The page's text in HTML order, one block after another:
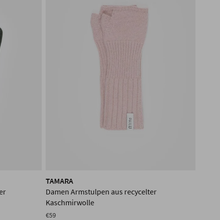
TAMARA
Damen Armstulpen aus recycelter
Kaschmirwolle
€59